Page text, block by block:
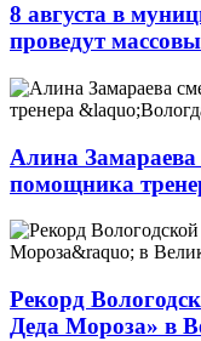
8 августа в
проведут
Алина Замараева
помощника
Рекорд
Деда Мороза» в